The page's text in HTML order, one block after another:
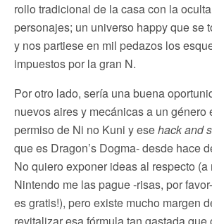
rollo tradicional de la casa con la
personajes; un universo happy que se
y nos partiese en mil pedazos los
impuestos por la gran N.
Por otro lado, sería una buena
nuevos aires y mecánicas a un género
permiso de Ni no Kuni y esehack and
que es Dragon’s Dogma- desde hace
No quiero exponer ideas al respecto (a
Nintendo me las pague -risas, por
es gratis!), pero existe mucho margen